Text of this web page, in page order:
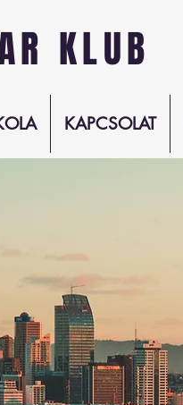
KLUB
KAPCSOLAT